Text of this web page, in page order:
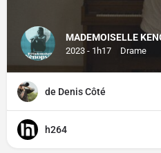
MADEMOISELLE
2023 - 1h17 Drame
de Denis Côté
h264